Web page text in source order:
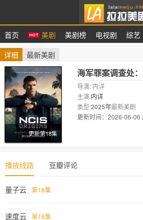
首页 美剧 美剧榜 电视剧 综艺
详细 最新美剧
更新第18集
海军罪案调查处
导演: 内详
主演:内详
类型:2025年最新美剧
更新时间：2026-06-06
播放线路 豆瓣评论
量子云 第18集
速度云 第18集